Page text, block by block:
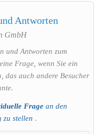
Antworten
GmbH
und Antworten zum
Frage, wenn Sie ein
das auch andere Besucher
Frage an den
zu stellen .